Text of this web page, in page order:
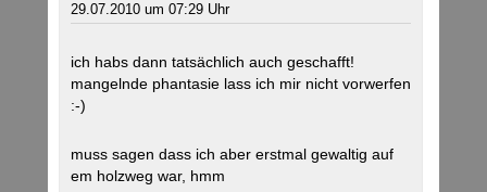
29.07.2010 um 07:29 Uhr
ich habs dann tatsächlich auch geschafft!
mangelnde phantasie lass ich mir nicht vorwerfen
:-)
muss sagen dass ich aber erstmal gewaltig auf
em holzweg war, hmm